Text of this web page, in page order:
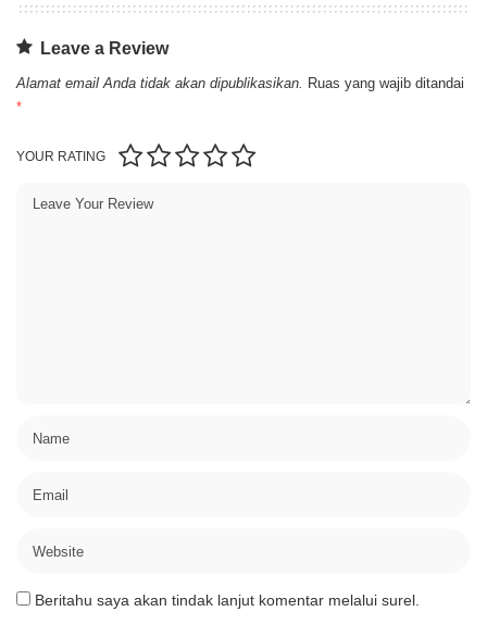
Leave a Review
Alamat email Anda tidak akan dipublikasikan. Ruas yang wajib ditandai
*
YOUR RATING
Beritahu saya akan tindak lanjut komentar melalui surel.